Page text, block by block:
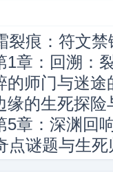
裂痕：符文禁
1章：回溯：
的师门与迷途
缘的生死探险
5章：深渊回
点谜题与生死